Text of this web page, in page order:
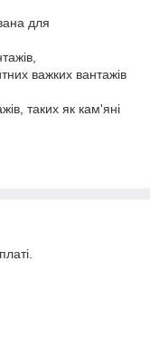
для
важких вантажів
таких як кам'яні